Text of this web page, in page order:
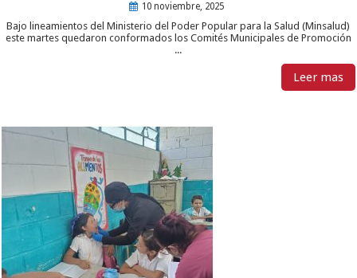
10 noviembre, 2025
Bajo lineamientos del Ministerio del Poder Popular para la Salud (Minsalud)
este martes quedaron conformados los Comités Municipales de Promoción
...
Leer mas